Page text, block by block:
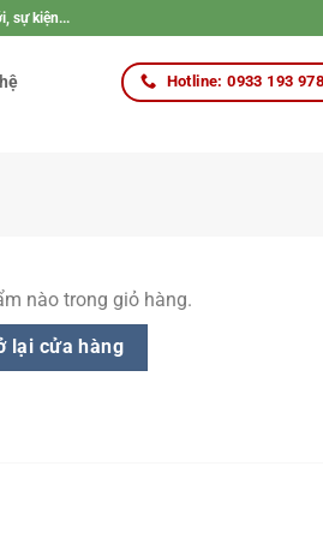
sự kiện...
Hotline: 0933 193 978
nào trong giỏ hàng.
lại cửa hàng